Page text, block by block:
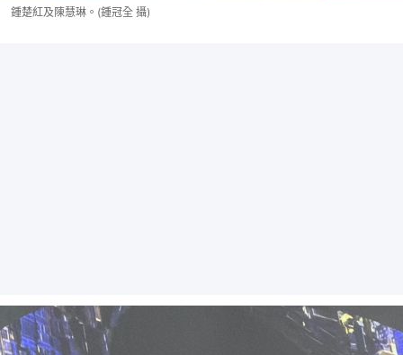
鍾楚紅及陳慧琳。(鍾冠全 攝)